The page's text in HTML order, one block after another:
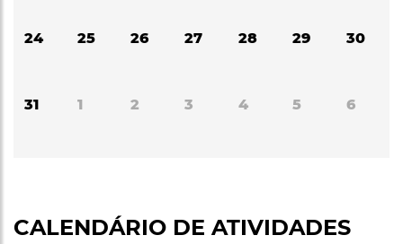
24 25 26 27 28 29 30
31 1 2 3 4 5 6
CALENDÁRIO DE ATIVIDADES